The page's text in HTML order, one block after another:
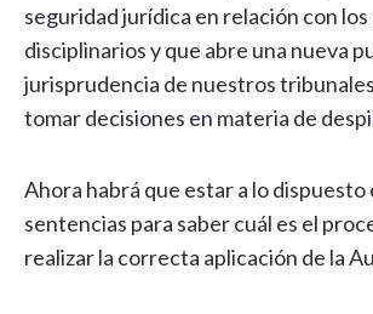
seguridad jurídica en relación con los
disciplinarios y que abre una nueva
jurisprudencia de nuestros
tomar decisiones en materia de
Ahora habrá que estar a lo dispuesto
sentencias para saber cuál es el
realizar la correcta aplicación de la